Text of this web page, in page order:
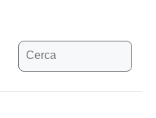
Ricerca
per: